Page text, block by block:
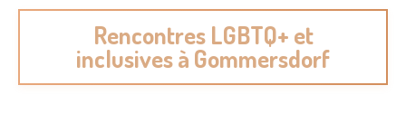
Rencontres LGBTQ+ et
inclusives à Gommersdorf